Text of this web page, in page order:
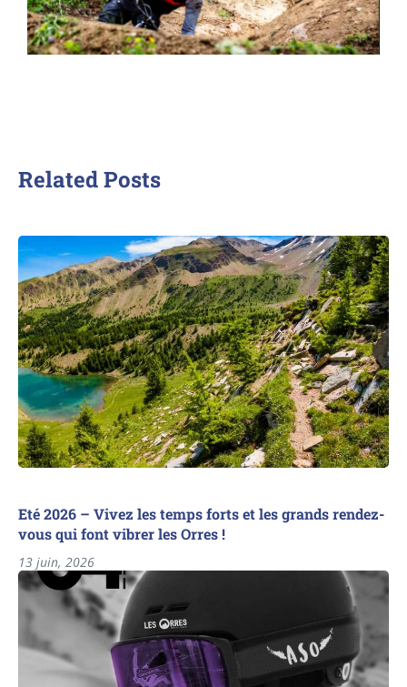
Related Posts
Eté 2026 – Vivez les temps forts et les grands rendez-
vous qui font vibrer les Orres !
13 juin, 2026